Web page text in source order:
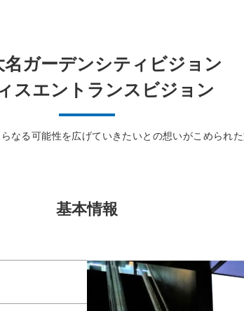
名ガーデンシティビジョン
スエントランスビジョン
なる可能性を広げていきたいとの想いがこめられた
基本情報